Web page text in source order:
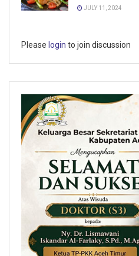
JULY 11, 2024
Please login to join discussion